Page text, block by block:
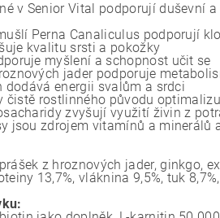
v Senior Vital podporují duševní
Perna Canaliculus podporují
kvalitu srsti a pokožky
myšlení a schopnost učit se
jader podporuje
energii svalům a srdci
čistě rostlinného původu
zvyšují využití živin z
jsou zdrojem vitamínů a minerálů
z hroznových jader, ginkgo,
13,7%, vláknina 9,5%, tuk